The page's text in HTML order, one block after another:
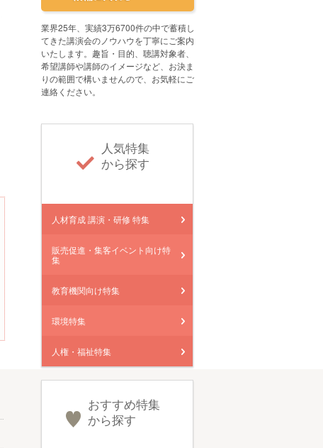
業界25年、実績3万6700件の中で蓄積し
てきた講演会のノウハウを丁寧にご案内
いたします。趣旨・目的、聴講対象者、
希望講師や講師のイメージなど、お決ま
りの範囲で構いませんので、お気軽にご
連絡ください。
人気特集
から探す
人材育成 講演・研修 特集
販売促進・集客イベント向け特
集
教育機関向け特集
環境特集
人権・福祉特集
おすすめ特集
から探す